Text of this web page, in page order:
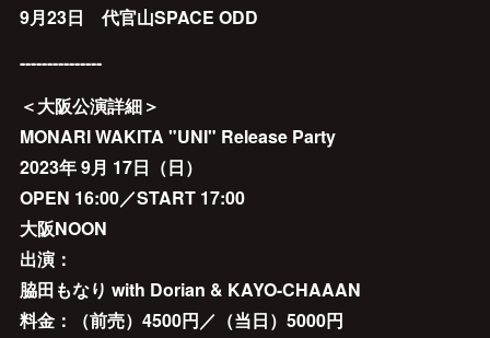
9月23日 代官山SPACE ODD
---------------
＜大阪公演詳細＞
MONARI WAKITA "UNI" Release Party
2023年 9月 17日（日）
OPEN 16:00／START 17:00
大阪NOON
出演：
脇田もなり with Dorian & KAYO-CHAAAN
料金：（前売）4500円／（当日）5000円